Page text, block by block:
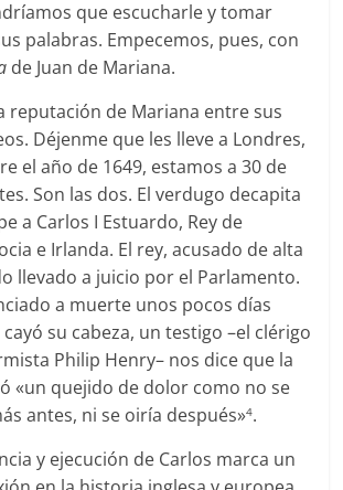
que escucharle y tomar
palabras. Empecemos, pues, con
de Juan de Mariana.
reputación de Mariana entre sus
Déjenme que les lleve a Londres,
el año de 1649, estamos a 30 de
Son las dos. El verdugo decapita
a Carlos I Estuardo, Rey de
e Irlanda. El rey, acusado de alta
llevado a juicio por el Parlamento.
a muerte unos pocos días
su cabeza, un testigo –el clérigo
Philip Henry– nos dice que la
«un quejido de dolor como no se
antes, ni se oiría después»4.
y ejecución de Carlos marca un